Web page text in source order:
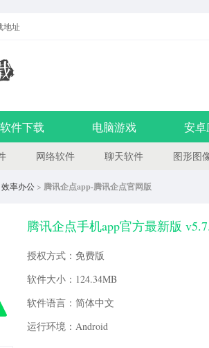
地址
软件下载 电脑游戏 安卓
网络软件 聊天软件 图形图
效率办公 > 腾讯企点app-腾讯企点官网版
腾讯企点手机app官方最新版
授权方式：免费版
软件大小：124.34MB
软件语言：简体中文
运行环境：Android